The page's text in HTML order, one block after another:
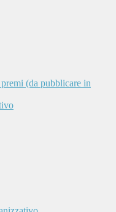
(da pubblicare in